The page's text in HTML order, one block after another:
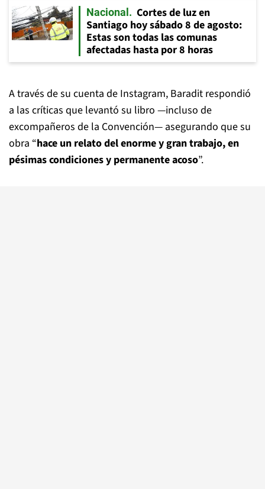
Nacional
Cortes de luz en
Santiago hoy sábado 8 de agosto:
Estas son todas las comunas
afectadas hasta por 8 horas
A través de su cuenta de Instagram, Baradit respondió
a las críticas que levantó su libro —incluso de
excompañeros de la Convención— asegurando que su
obra “hace un relato del enorme y gran trabajo, en
pésimas condiciones y permanente acoso”.